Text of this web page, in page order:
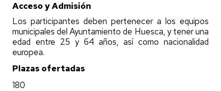
Acceso y Admisión
Los participantes deben pertenecer a los equipos
municipales del Ayuntamiento de Huesca, y tener una
edad entre 25 y 64 años, así como nacionalidad
europea.
Plazas ofertadas
180